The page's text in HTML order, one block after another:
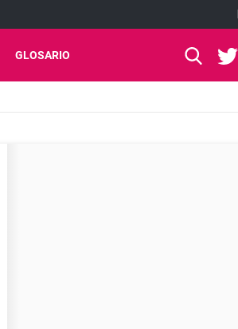
GLOSARIO